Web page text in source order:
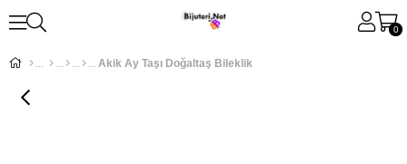
0
Akik Ay Taşı Doğaltaş Bileklik